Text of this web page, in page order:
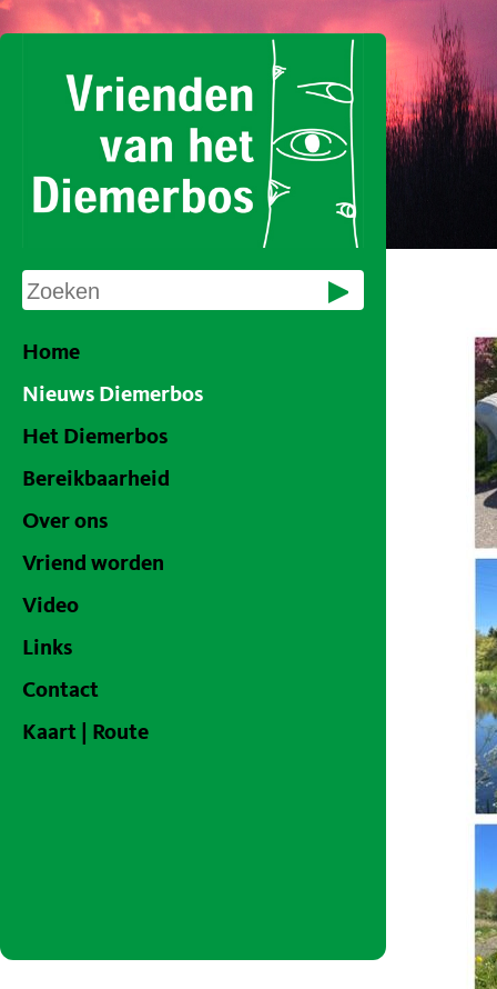
Home
Nieuws Diemerbos
Het Diemerbos
Bereikbaarheid
Over ons
Vriend worden
Video
Links
Contact
Kaart | Route